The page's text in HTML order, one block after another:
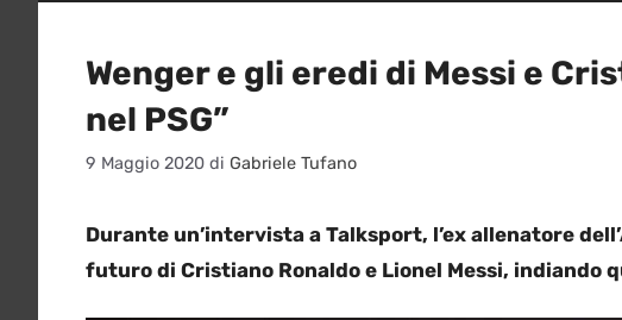
Wenger e gli eredi di Messi e
nel PSG”
9 Maggio 2020 di Gabriele Tufano
Durante un’intervista a Talksport, l’ex allenatore
futuro di Cristiano Ronaldo e Lionel Messi, indiando